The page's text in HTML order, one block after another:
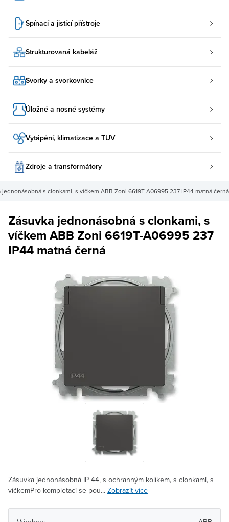
Spínací a jistící přístroje
Strukturovaná kabeláž
Svorky a svorkovnice
Úložné a nosné systémy
Vytápění, klimatizace a TUV
Zdroje a transformátory
jednonásobná s clonkami, s víčkem ABB Zoni 6619T-A06995 237 IP44 matná černá
Zásuvka jednonásobná s clonkami, s
víčkem ABB Zoni 6619T-A06995 237
IP44 matná černá
Zásuvka jednonásobná IP 44, s ochranným kolíkem, s clonkami, s
víčkemPro kompletaci se pou... Zobrazit více